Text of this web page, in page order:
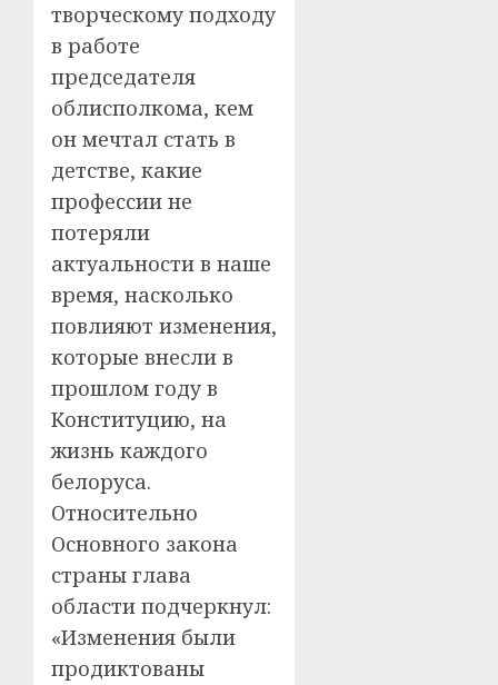
творческому подходу
в работе
председателя
облисполкома, кем
он мечтал стать в
детстве, какие
профессии не
потеряли
актуальности в наше
время, насколько
повлияют изменения,
которые внесли в
прошлом году в
Конституцию, на
жизнь каждого
белоруса.
Относительно
Основного закона
страны глава
области подчеркнул:
«Изменения были
продиктованы